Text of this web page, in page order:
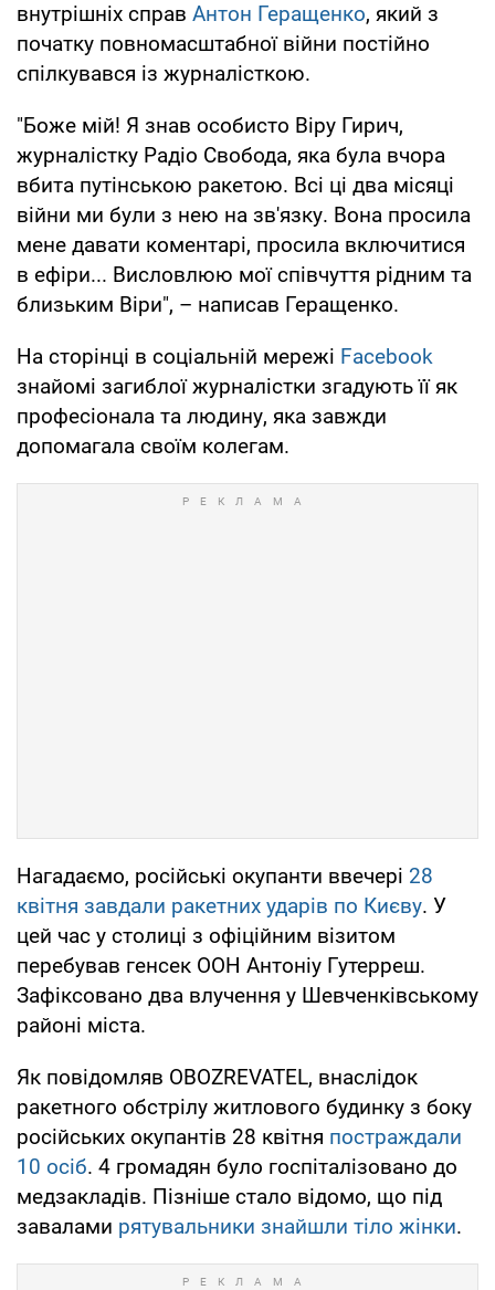
внутрішніх справ Антон Геращенко, який з
початку повномасштабної війни постійно
спілкувався із журналісткою.
"Боже мій! Я знав особисто Віру Гирич,
журналістку Радіо Свобода, яка була вчора
вбита путінською ракетою. Всі ці два місяці
війни ми були з нею на зв'язку. Вона просила
мене давати коментарі, просила включитися
в ефіри... Висловлюю мої співчуття рідним та
близьким Віри", – написав Геращенко.
На сторінці в соціальній мережі Facebook
знайомі загиблої журналістки згадують її як
професіонала та людину, яка завжди
допомагала своїм колегам.
Нагадаємо, російські окупанти ввечері 28
квітня завдали ракетних ударів по Києву. У
цей час у столиці з офіційним візитом
перебував генсек ООН Антоніу Гутерреш.
Зафіксовано два влучення у Шевченківському
районі міста.
Як повідомляв OBOZREVATEL, внаслідок
ракетного обстрілу житлового будинку з боку
російських окупантів 28 квітня постраждали
10 осіб. 4 громадян було госпіталізовано до
медзакладів. Пізніше стало відомо, що під
завалами рятувальники знайшли тіло жінки.